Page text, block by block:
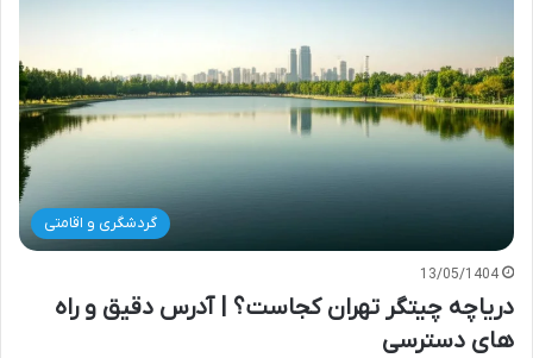
گردشگری و اقامتی
13/05/1404
دریاچه چیتگر تهران کجاست؟ | آدرس دقیق و راه
های دسترسی